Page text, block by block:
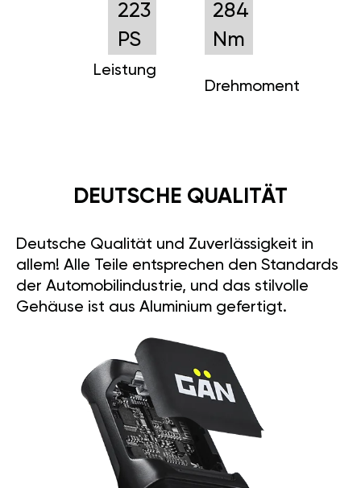
223
PS
Leistung
284
Nm
Drehmoment
DEUTSCHE QUALITÄT
Deutsche Qualität und Zuverlässigkeit in
allem! Alle Teile entsprechen den Standards
der Automobilindustrie, und das stilvolle
Gehäuse ist aus Aluminium gefertigt.